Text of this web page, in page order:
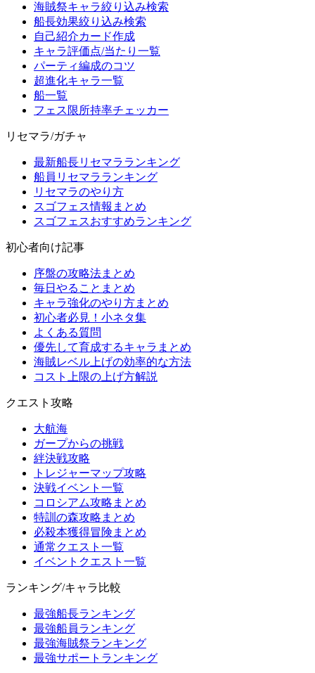
海賊祭キャラ絞り込み検索
船長効果絞り込み検索
自己紹介カード作成
キャラ評価点/当たり一覧
パーティ編成のコツ
超進化キャラ一覧
船一覧
フェス限所持率チェッカー
リセマラ/ガチャ
最新船長リセマラランキング
船員リセマラランキング
リセマラのやり方
スゴフェス情報まとめ
スゴフェスおすすめランキング
初心者向け記事
序盤の攻略法まとめ
毎日やることまとめ
キャラ強化のやり方まとめ
初心者必見！小ネタ集
よくある質問
優先して育成するキャラまとめ
海賊レベル上げの効率的な方法
コスト上限の上げ方解説
クエスト攻略
大航海
ガープからの挑戦
絆決戦攻略
トレジャーマップ攻略
決戦イベント一覧
コロシアム攻略まとめ
特訓の森攻略まとめ
必殺本獲得冒険まとめ
通常クエスト一覧
イベントクエスト一覧
ランキング/キャラ比較
最強船長ランキング
最強船員ランキング
最強海賊祭ランキング
最強サポートランキング